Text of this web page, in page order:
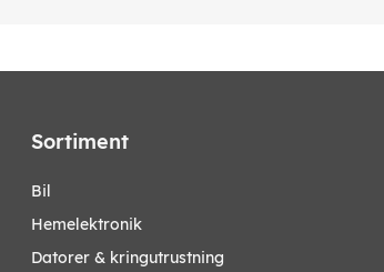
Sortiment
bil
hemelektronik
datorer & kringutrustning